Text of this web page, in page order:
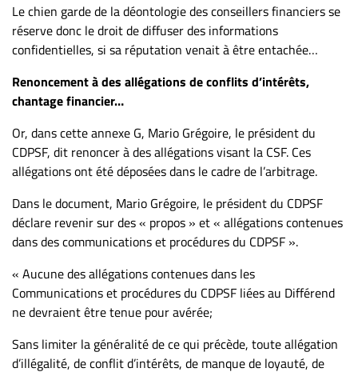
Le chien garde de la déontologie des conseillers financiers se
réserve donc le droit de diffuser des informations
confidentielles, si sa réputation venait à être entachée…
Renoncement à des allégations de conflits d’intérêts,
chantage financier…
Or, dans cette annexe G, Mario Grégoire, le président du
CDPSF, dit renoncer à des allégations visant la CSF. Ces
allégations ont été déposées dans le cadre de l’arbitrage.
Dans le document, Mario Grégoire, le président du CDPSF
déclare revenir sur des « propos » et « allégations contenues
dans des communications et procédures du CDPSF ».
« Aucune des allégations contenues dans les
Communications et procédures du CDPSF liées au Différend
ne devraient être tenue pour avérée;
Sans limiter la généralité de ce qui précède, toute allégation
d’illégalité, de conflit d’intérêts, de manque de loyauté, de